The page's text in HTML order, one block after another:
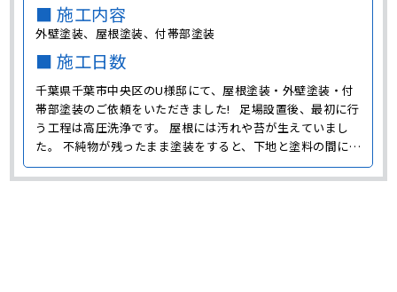
■ 施工内容
外壁塗装、屋根塗装、付帯部塗装
■ 施工日数
千葉県千葉市中央区のU様邸にて、屋根塗装・外壁塗装・付
帯部塗装のご依頼をいただきました! 足場設置後、最初に行
う工程は高圧洗浄です。 屋根には汚れや苔が生えていまし
た。 不純物が残ったまま塗装をすると、下地と塗料の間に邪
魔が入って、 せっかく塗装をしても、すぐに塗膜が剥がれて
しまいます。 塗装する面以外にも、窓や外構などもピカピカ